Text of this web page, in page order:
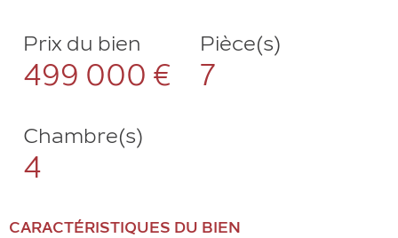
Prix du bien
499 000 €
Pièce(s)
7
Chambre(s)
4
CARACTÉRISTIQUES DU BIEN